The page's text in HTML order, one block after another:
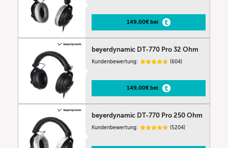
149,00€ bei
beyerdynamic DT-770 Pro 32 Ohm
Kundenbewertung: (604)
149,00€ bei
beyerdynamic DT-770 Pro 250 Ohm
Kundenbewertung: (5204)